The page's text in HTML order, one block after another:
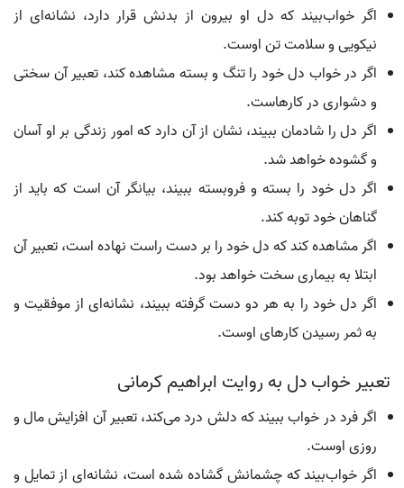
اگر خواب‌بیند که دل او بیرون از بدنش قرار دارد، نشانه‌ای از
نیکویی و سلامت تن اوست.
اگر در خواب دل خود را تنگ و بسته مشاهده کند، تعبیر آن سختی
و دشواری در کارهاست.
اگر دل را شادمان ببیند، نشان از آن دارد که امور زندگی بر او آسان
و گشوده خواهد شد.
اگر دل خود را بسته و فروبسته ببیند، بیانگر آن است که باید از
گناهان خود توبه کند.
اگر مشاهده کند که دل خود را بر دست راست نهاده است، تعبیر آن
ابتلا به بیماری سخت خواهد بود.
اگر دل خود را به هر دو دست گرفته ببیند، نشانه‌ای از موفقیت و
به ثمر رسیدن کارهای اوست.
تعبیر خواب دل به روایت ابراهیم کرمانی
اگر فرد در خواب ببیند که دلش درد می‌کند، تعبیر آن افزایش مال و
روزی اوست.
اگر خواب‌بیند که چشمانش گشاده شده است، نشانه‌ای از تمایل و